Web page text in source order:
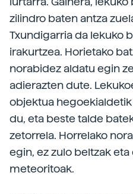
zilindro baten antza
Txundigarria da lekuko
irakurtzea. Horietako
norabidez aldatu egin
adierazten dute.
objektua
du, eta beste talde
zetorrela. Horrelako
egin, ez zulo beltzak
meteoritoak.